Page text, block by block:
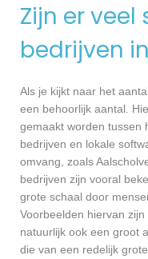
Zijn er
bedrijven
Als je kijkt naar het
een behoorlijk aantal.
gemaakt worden tussen
bedrijven en lokale
omvang, zoals
bedrijven zijn vooral
grote schaal door
Voorbeelden hiervan
natuurlijk ook een groot
die van een redelijk